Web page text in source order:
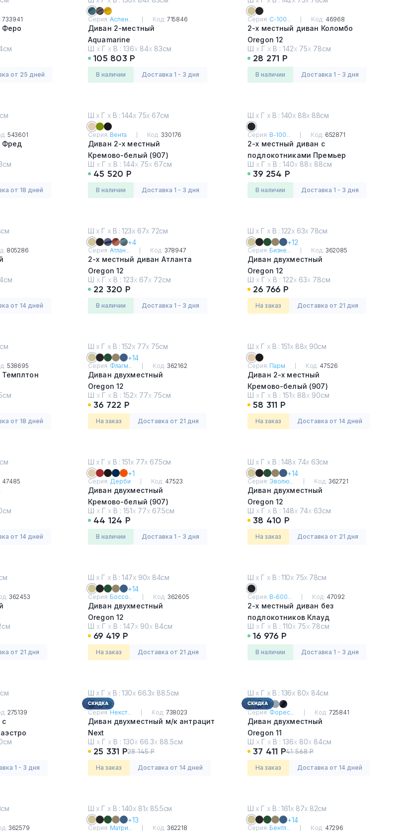
733941
Феро
от 25 дней
Серия:Аспен... Код: 715846
Диван 2-местный
Aquamarine
Ш х Г х В : 136х 84х 83см
105 803 Р
в наличии Доставка 1 - 3 дня
Серия: С-100... Код: 46968
2-х местный диван Коломбо
Oregon 12
Ш х Г х В : 142х 75х 78см
28 271 Р
в наличии Доставка 1 - 3 дня
543601
Фред
от 18 дней
Ш х Г х В : 144х 75х 67см
Серия: Вента Код: 330176
Диван 2-х местный
Кремово-белый (907)
Ш х Г х В : 144х 75х 67см
45 520 Р
в наличии Доставка 1 - 3 дня
Ш х Г х В : 140х 88х 88см
Серия: В-100... Код: 652871
2-х местный диван с
подлокотниками Премьер
Oregon 16
Ш х Г х В : 140х 88х 88см
39 254 Р
в наличии Доставка 1 - 3 дня
805286
от 14 дней
Ш х Г х В : 123х 67х 72см
+4
Серия:Атлан... Код: 378947
2-х местный диван Атланта
Oregon 12
Ш х Г х В : 123х 67х 72см
22 320 Р
в наличии Доставка 1 - 3 дня
Ш х Г х В : 122х 63х 78см
+12
Серия: Бизне... Код: 362085
Диван двухместный
Oregon 12
Ш х Г х В : 122х 63х 78см
26 766 Р
На заказ Доставка от 21 дня
538695
от 18 дней
Ш х Г х В : 152х 77х 75см
+14
Серия: Флагм... Код: 362162
Диван двухместный
Oregon 12
Ш х Г х В : 152х 77х 75см
36 722 Р
На заказ Доставка от 21 дня
Ш х Г х В : 151х 88х 90см
Серия: Парм Код: 47526
Диван 2-х местный
Кремово-белый (907)
Ш х Г х В : 151х 88х 90см
58 311 Р
На заказ Доставка от 14 дней
47485
от 14 дней
Ш х Г х В : 151х 77х 67.5см
+1
Серия: Дерби Код: 47523
Диван двухместный
Кремово-белый (907)
Ш х Г х В : 151х 77х 67.5см
44 124 Р
в наличии Доставка 1 - 3 дня
Ш х Г х В : 148х 74х 63см
+14
Серия:Эволю... Код: 362721
Диван двухместный
Oregon 12
Ш х Г х В : 148х 74х 63см
38 410 Р
На заказ Доставка от 21 дня
362453
от 21 дня
Ш х Г х В : 147х 90х 84см
+14
Серия: Боссо... Код: 362605
Диван двухместный
Oregon 12
Ш х Г х В : 147х 90х 84см
69 419 Р
На заказ Доставка от 21 дня
Ш х Г х В : 110х 75х 78см
Серия: В-600... Код: 47092
2-х местный диван без
подлокотников Клауд
Oregon 16
Ш х Г х В : 110х 75х 78см
16 976 Р
в наличии Доставка 1 - 3 дня
275139
1 - 3 дня
Ш х Г х В : 130х 66.3х 88.5см
Серия: Некст... Код: 738023
Диван двухместный м/к антрацит
Next
Oregon 16
Ш х Г х В : 130х 66.3х 88.5см
25 331 Р28 145 Р
На заказ Доставка от 14 дней
Ш х Г х В : 136х 80х 84см
Серия: Форес... Код: 725841
Диван двухместный
Oregon 11
Ш х Г х В : 136х 80х 84см
37 411 Р41 568 Р
На заказ Доставка от 14 дней
362579
Ш х Г х В : 140х 81х 85.5см
+13
Серия: Матри... Код: 362218
Ш х Г х В : 161х 87х 82см
+14
Серия: Бентл... Код: 47296